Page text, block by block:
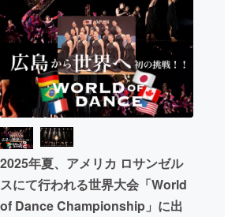
アート・写真
テクノロジー・ガジェット
映像・映画
まちづくり・地域活性化
2025年夏、アメリカ ロサンゼル
スにて行われる世界大会「World
of Dance Championship」に出